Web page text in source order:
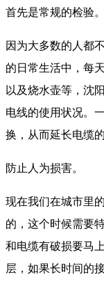
首先是常规的检验。
因为大多数的人都
的日常生活中，每
以及烧水壶等，沈
电线的使用状况。
换，从而延长电缆
防止人为损害。
现在我们在城市里
的，这个时候需要
和电缆有破损要马
层，如果长时间的